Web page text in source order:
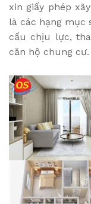
xin giấy phép
là các hạng mục
cấu chịu lực,
căn hộ chung cư.